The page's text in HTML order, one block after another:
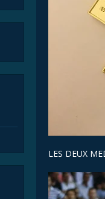
LES DEUX